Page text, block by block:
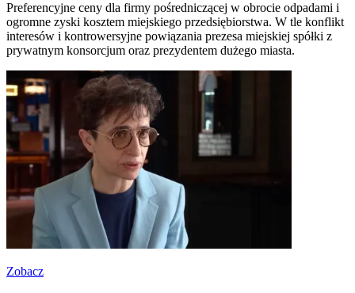
Preferencyjne ceny dla firmy pośredniczącej w obrocie odpadami i
ogromne zyski kosztem miejskiego przedsiębiorstwa. W tle konflikt
interesów i kontrowersyjne powiązania prezesa miejskiej spółki z
prywatnym konsorcjum oraz prezydentem dużego miasta.
Zobacz